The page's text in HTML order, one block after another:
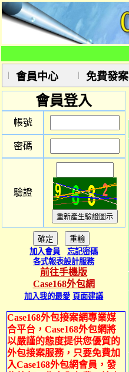
會員中心 免費發案
會員登入
帳號
密碼
驗證
加入會員
忘記密碼
各式報表設計服務
前往手機版
Case168外包網
加入我的最愛 頁面建議
Case168外包接案網專業媒
合平台，Case168外包網將
以嚴謹的態度提供您優質的
外包接案服務，只要免費加
入Case168外包網會員，發